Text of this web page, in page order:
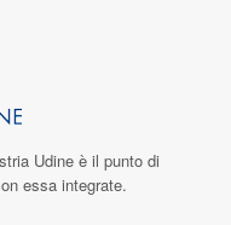
Udine è il punto di
essa integrate.